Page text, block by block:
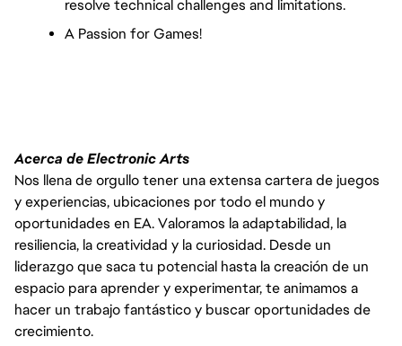
resolve technical challenges and limitations.
A Passion for Games!
Acerca de Electronic Arts
Nos llena de orgullo tener una extensa cartera de juegos
y experiencias, ubicaciones por todo el mundo y
oportunidades en EA. Valoramos la adaptabilidad, la
resiliencia, la creatividad y la curiosidad. Desde un
liderazgo que saca tu potencial hasta la creación de un
espacio para aprender y experimentar, te animamos a
hacer un trabajo fantástico y buscar oportunidades de
crecimiento.